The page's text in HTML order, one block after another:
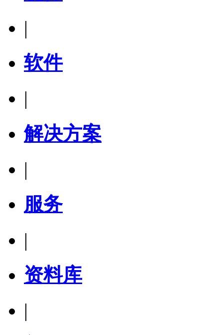
|
软件
|
解决方案
|
服务
|
资料库
|